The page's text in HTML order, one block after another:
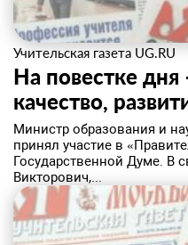
Учительская газета UG.RU
На повестке дня
качество,
​Министр образования и
принял участие в
Государственной Думе. В
Викторович,...